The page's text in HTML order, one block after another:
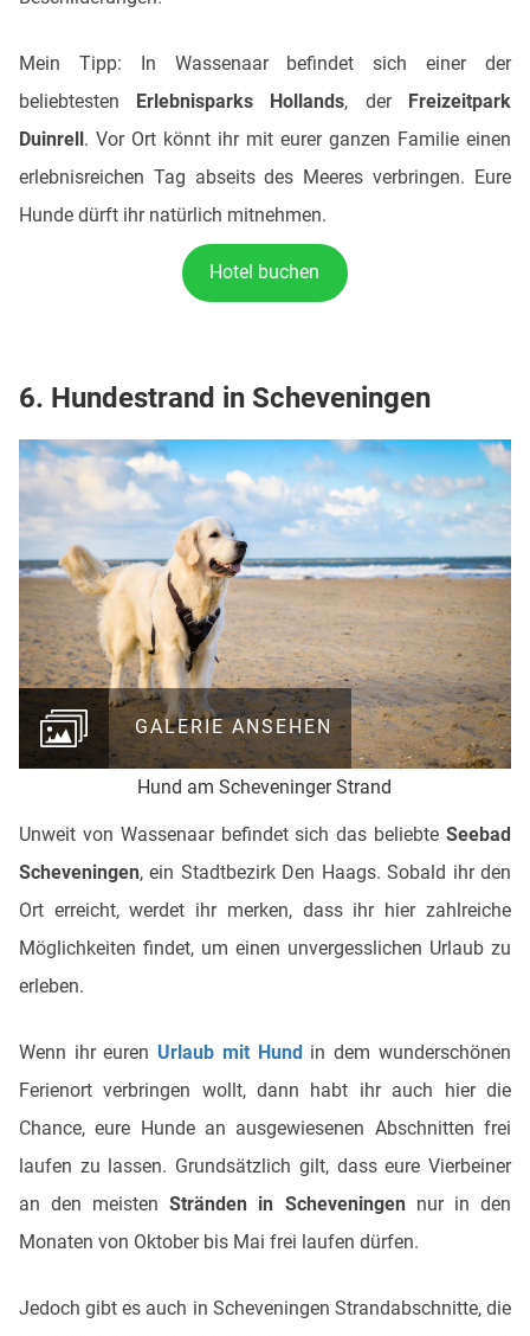
Mein Tipp: In Wassenaar befindet sich einer der
beliebtesten Erlebnisparks Hollands, der Freizeitpark
Duinrell. Vor Ort könnt ihr mit eurer ganzen Familie einen
erlebnisreichen Tag abseits des Meeres verbringen. Eure
Hunde dürft ihr natürlich mitnehmen.
Hotel buchen
6. Hundestrand in Scheveningen
Hund am Scheveninger Strand
GALERIE ANSEHEN
Unweit von Wassenaar befindet sich das beliebte Seebad
Scheveningen, ein Stadtbezirk Den Haags. Sobald ihr den
Ort erreicht, werdet ihr merken, dass ihr hier zahlreiche
Möglichkeiten findet, um einen unvergesslichen Urlaub zu
erleben.
Wenn ihr euren Urlaub mit Hundin dem wunderschönen
Ferienort verbringen wollt, dann habt ihr auch hier die
Chance, eure Hunde an ausgewiesenen Abschnitten frei
laufen zu lassen. Grundsätzlich gilt, dass eure Vierbeiner
an den meistenStränden in Scheveningennur in den
Monaten von Oktober bis Mai frei laufen dürfen.
Jedoch gibt es auch in Scheveningen Strandabschnitte, die